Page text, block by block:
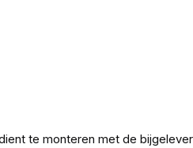
te monteren met de